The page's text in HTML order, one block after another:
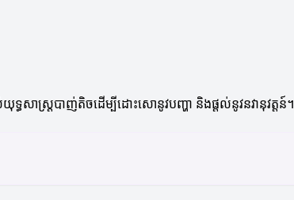
សាស្ត្របាញ់តិចដើម្បីដោះសោនូវបញ្ហា និងផ្តល់នូវនវានុវត្តន៍។